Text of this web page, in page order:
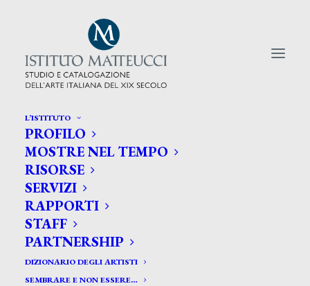
L’ISTITUTO
PROFILO
MOSTRE NEL TEMPO
RISORSE
SERVIZI
RAPPORTI
STAFF
PARTNERSHIP
DIZIONARIO DEGLI ARTISTI
SEMBRARE E NON ESSERE…
CERCA TRA GLI ARTISTI:
Search
for: